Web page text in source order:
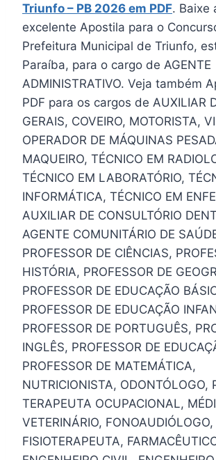
Triunfo – PB 2026 em PDF. Baixe
excelente Apostila para o
Prefeitura Municipal de Triunfo,
Paraíba, para o cargo de AGENTE
ADMINISTRATIVO. Veja também
PDF para os cargos de AUXILIAR
GERAIS, COVEIRO, MOTORISTA,
OPERADOR DE MÁQUINAS
MAQUEIRO, TÉCNICO EM
TÉCNICO EM LABORATÓRIO,
INFORMÁTICA, TÉCNICO EM
AUXILIAR DE CONSULTÓRIO
AGENTE COMUNITÁRIO DE
PROFESSOR DE CIÊNCIAS,
HISTÓRIA, PROFESSOR DE
PROFESSOR DE EDUCAÇÃO
PROFESSOR DE EDUCAÇÃO
PROFESSOR DE PORTUGUÊS,
INGLÊS, PROFESSOR DE
PROFESSOR DE MATEMÁTICA,
NUTRICIONISTA, ODONTÓLOGO,
TERAPEUTA OCUPACIONAL,
VETERINÁRIO, FONOAUDIÓLOGO,
FISIOTERAPEUTA,